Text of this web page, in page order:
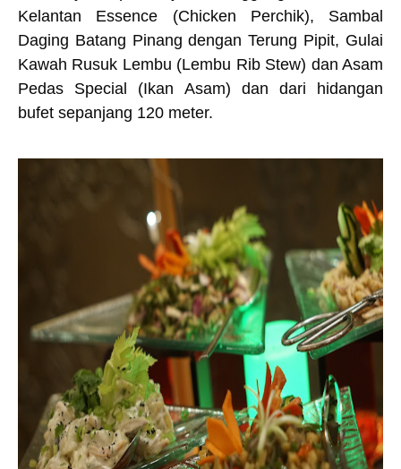
Kelantan Essence (Chicken Perchik), Sambal
Daging Batang Pinang dengan Terung Pipit, Gulai
Kawah Rusuk Lembu (Lembu Rib Stew) dan Asam
Pedas Special (Ikan Asam) dan dari hidangan
bufet sepanjang 120 meter.